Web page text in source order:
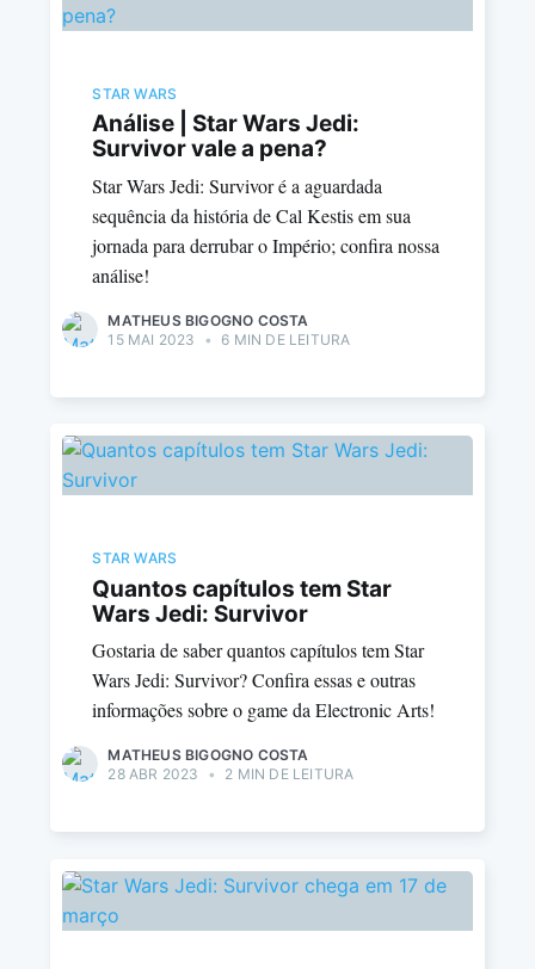
STAR WARS
Análise | Star Wars Jedi:
Survivor vale a pena?
Star Wars Jedi: Survivor é a aguardada
sequência da história de Cal Kestis em sua
jornada para derrubar o Império; confira nossa
análise!
MATHEUS BIGOGNO COSTA
15 MAI 2023
• 6 MIN DE LEITURA
STAR WARS
Quantos capítulos tem Star
Wars Jedi: Survivor
Gostaria de saber quantos capítulos tem Star
Wars Jedi: Survivor? Confira essas e outras
informações sobre o game da Electronic Arts!
MATHEUS BIGOGNO COSTA
28 ABR 2023
• 2 MIN DE LEITURA